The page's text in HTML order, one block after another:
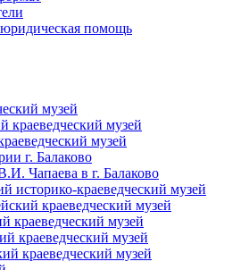
юридическая помощь
музей
краеведческий музей
музей
г. Балаково
Чапаева в г. Балаково
историко-краеведческий музей
краеведческий музей
краеведческий музей
краеведческий музей
краеведческий музей